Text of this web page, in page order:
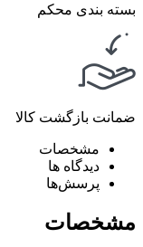
بسته بندی محکم
ضمانت بازگشت کالا
مشخصات
دیدگاه ها
پرسش‌ها
مشخصات